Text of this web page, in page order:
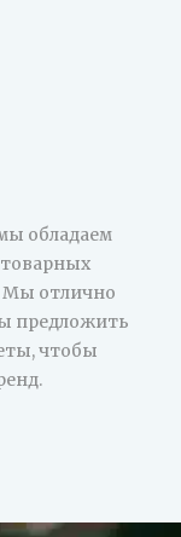
обладаем
Мы отлично
предложить
чтобы